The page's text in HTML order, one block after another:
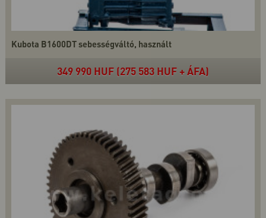
Kubota B1600DT sebességváltó, használt
349 990 HUF (275 583 HUF + ÁFA)